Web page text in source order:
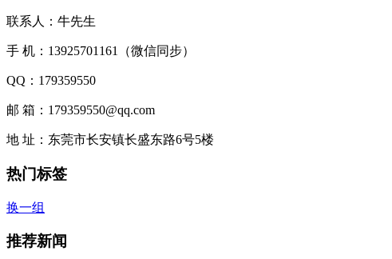
联系人：牛先生
手 机：13925701161（微信同步）
QQ：179359550
邮 箱：179359550@qq.com
地 址：东莞市长安镇长盛东路6号5楼
热门标签
换一组
推荐新闻